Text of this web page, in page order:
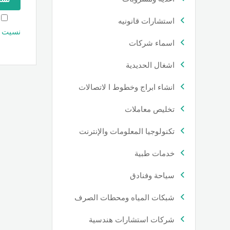
استشارات قانونيه
اسماء شركات
اشغال الحديدية
انشاء ابراج وخطوط ا لاتصالات
تخليص معاملات
تكنولوجيا المعلومات والإنترنت
خدمات طبية
سياحة وفنادق
شبكات المياه ومحطات الصرف
شركات استشارات هندسية
نسيت